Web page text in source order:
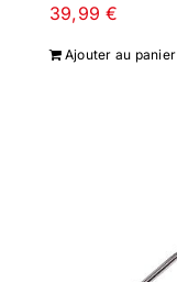
39,99€
Ajouter au panier